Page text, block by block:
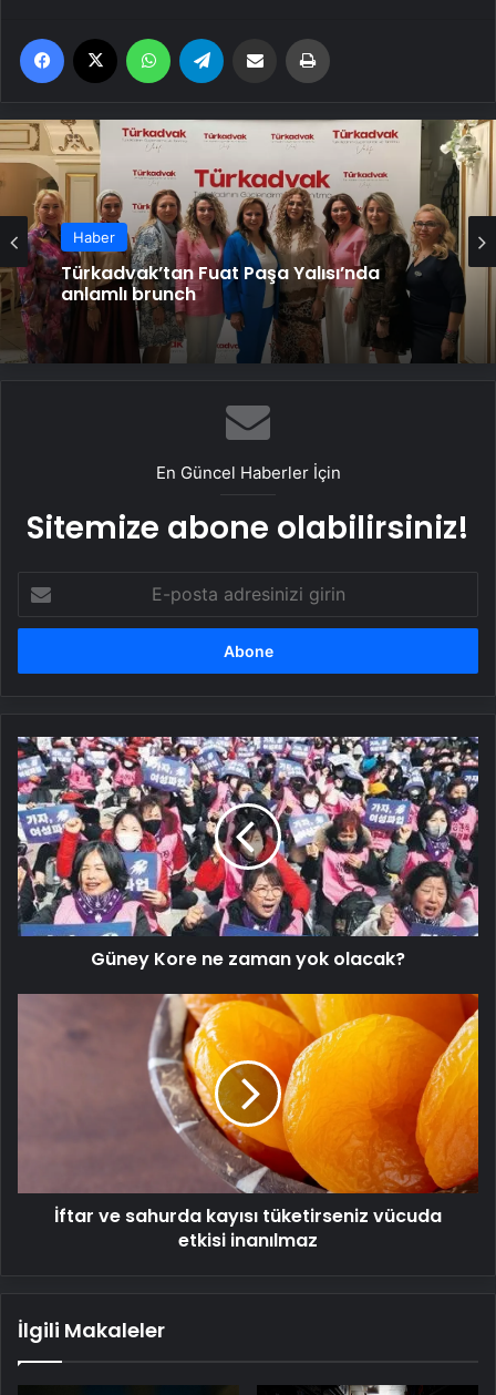
Facebook WhatsApp Email'den paylaş
Haber
Türkadvak’tan Fuat Paşa Yalısı’nda
anlamlı brunch
Haber
Zeytine bilimsel koruma
En Güncel Haberler İçin
Sitemize abone olabilirsiniz!
posta
adresinizi
Güney
Kore
ne
zaman
yok
olacak?
Güney Kore ne zaman yok olacak?
İftar ve sahurda kayısı tüketirseniz vücuda
etkisi inanılmaz
İlgili Makaleler